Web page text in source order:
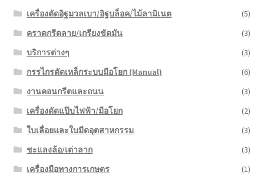
เครื่องตัดอิฐมวลเบา/อิฐบล็อค/ไม้ลามิเนต
(5)
คราดกรีดลาย/เกรียงขัดมัน
(3)
บริการต่างๆ
(3)
กรรไกรตัดเหล็กระบบมือโยก (Manual)
(6)
งานคอนกรีตและถนน
(3)
เครื่องดัดแป๊บไฟฟ้า/มือโยก
(2)
ใบเลื่อยและใบมีดอุตสาหกรรม
(3)
ชะแลงล้อ/เต่าลาก
(3)
เครื่องมือทางการเกษตร
(1)